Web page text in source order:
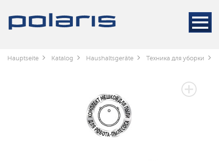
Hauptseite Katalog Haushaltsgeräte Техника для уборки